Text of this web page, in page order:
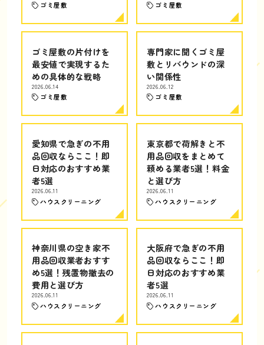
ゴミ屋敷 ゴミ屋敷
ゴミ屋敷の片付けを
最安値で実現するた
めの具体的な戦略
2026.06.14
ゴミ屋敷
専門家に聞くゴミ屋
敷とリバウンドの深
い関係性
2026.06.12
ゴミ屋敷
愛知県で急ぎの不用
品回収ならここ！即
日対応のおすすめ業
者5選
2026.06.11
ハウスクリーニング
東京都で荷解きと不
用品回収をまとめて
頼める業者5選！料金
と選び方
2026.06.11
ハウスクリーニング
神奈川県の空き家不
用品回収業者おすす
め5選！残置物撤去の
費用と選び方
2026.06.11
ハウスクリーニング
大阪府で急ぎの不用
品回収ならここ！即
日対応のおすすめ業
者5選
2026.06.11
ハウスクリーニング